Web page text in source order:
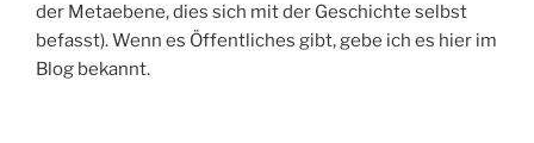
der Metaebene, dies sich mit der Geschichte selbst
befasst). Wenn es Öffentliches gibt, gebe ich es hier im
Blog bekannt.